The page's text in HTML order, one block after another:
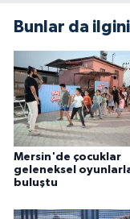
Bunlar da
Mersin'de çocuklar
geleneksel
buluştu